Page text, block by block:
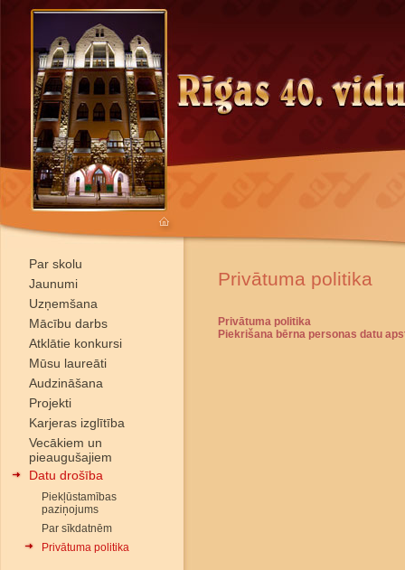
Par skolu
Jaunumi
Uzņemšana
Mācību darbs
Atklātie konkursi
Mūsu laureāti
Audzināšana
Projekti
Karjeras izglītība
Vecākiem un
pieaugušajiem
Datu drošība
Piekļūstamības
paziņojums
Par sīkdatnēm
Privātuma politika
Privātuma politika
Privātuma politika
Piekrišana bērna personas datu